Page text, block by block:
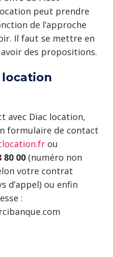
peut prendre
de l’approche
Il faut se mettre en
des propositions.
avec Diac location,
formulaire de contact
ou
80 00 (numéro non
votre contrat
d’appel) ou enfin
: